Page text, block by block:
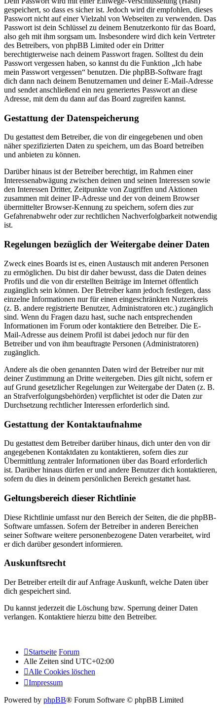
gespeichert, so dass es sicher ist. Jedoch wird dir empfohlen, dieses
Passwort nicht auf einer Vielzahl von Webseiten zu verwenden. Das
Passwort ist dein Schlüssel zu deinem Benutzerkonto für das Board,
also geh mit ihm sorgsam um. Insbesondere wird dich kein Vertreter
des Betreibers, von phpBB Limited oder ein Dritter
berechtigterweise nach deinem Passwort fragen. Solltest du dein
Passwort vergessen haben, so kannst du die Funktion „Ich habe
mein Passwort vergessen“ benutzen. Die phpBB-Software fragt
dich dann nach deinem Benutzernamen und deiner E-Mail-Adresse
und sendet anschließend ein neu generiertes Passwort an diese
Adresse, mit dem du dann auf das Board zugreifen kannst.
Gestattung der Datenspeicherung
Du gestattest dem Betreiber, die von dir eingegebenen und oben
näher spezifizierten Daten zu speichern, um das Board betreiben
und anbieten zu können.
Darüber hinaus ist der Betreiber berechtigt, im Rahmen einer
Interessenabwägung zwischen deinen und seinen Interessen sowie
den Interessen Dritter, Zeitpunkte von Zugriffen und Aktionen
zusammen mit deiner IP-Adresse und der von deinem Browser
übermittelter Browser-Kennung zu speichern, sofern dies zur
Gefahrenabwehr oder zur rechtlichen Nachverfolgbarkeit notwendig
ist.
Regelungen bezüglich der Weitergabe deiner Daten
Zweck eines Boards ist es, einen Austausch mit anderen Personen
zu ermöglichen. Du bist dir daher bewusst, dass die Daten deines
Profils und die von dir erstellten Beiträge im Internet öffentlich
zugänglich sein können. Der Betreiber kann jedoch festlegen, dass
einzelne Informationen nur für einen eingeschränkten Nutzerkreis
(z. B. andere registrierte Benutzer, Administratoren etc.) zugänglich
sind. Wenn du Fragen dazu hast, suche nach entsprechenden
Informationen im Forum oder kontaktiere den Betreiber. Die E-
Mail-Adresse aus deinem Profil ist dabei jedoch nur für den
Betreiber und von ihm beauftragte Personen (Administratoren)
zugänglich.
Andere als die oben genannten Daten wird der Betreiber nur mit
deiner Zustimmung an Dritte weitergeben. Dies gilt nicht, sofern er
auf Grund gesetzlicher Regelungen zur Weitergabe der Daten (z. B.
an Strafverfolgungsbehörden) verpflichtet ist oder die Daten zur
Durchsetzung rechtlicher Interessen erforderlich sind.
Gestattung der Kontaktaufnahme
Du gestattest dem Betreiber darüber hinaus, dich unter den von dir
angegebenen Kontaktdaten zu kontaktieren, sofern dies zur
Übermittlung zentraler Informationen über das Board erforderlich
ist. Darüber hinaus dürfen er und andere Benutzer dich kontaktieren,
sofern du dies in deinem persönlichen Bereich gestattet hast.
Geltungsbereich dieser Richtlinie
Diese Richtlinie umfasst nur den Bereich der Seiten, die die phpBB-
Software umfassen. Sofern der Betreiber in anderen Bereichen
seiner Software weitere personenbezogene Daten verarbeitet, wird
er dich darüber gesondert informieren.
Auskunftsrecht
Der Betreiber erteilt dir auf Anfrage Auskunft, welche Daten über
dich gespeichert sind.
Du kannst jederzeit die Löschung bzw. Sperrung deiner Daten
verlangen. Kontaktiere hierzu bitte den Betreiber.
Startseite Forum
Alle Zeiten sind UTC+02:00
Alle Cookies löschen
Impressum
Powered by phpBB® Forum Software © phpBB Limited